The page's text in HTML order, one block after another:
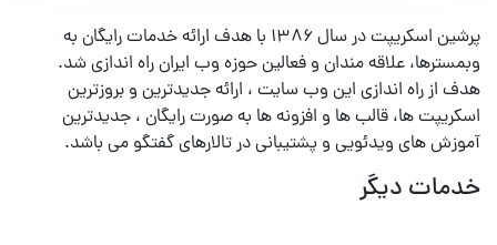
پرشین اسکریپت در سال ۱۳۸۶ با هدف ارائه خدمات رایگان به
وبمسترها، علاقه مندان و فعالین حوزه وب ایران راه اندازی شد.
هدف از راه اندازی این وب سایت ، ارائه جدیدترین و بروزترین
اسکریپت ها، قالب ها و افزونه ها به صورت رایگان ، جدیدترین
آموزش های ویدئویی و پشتیبانی در تالارهای گفتگو می باشد.
خدمات دیگر